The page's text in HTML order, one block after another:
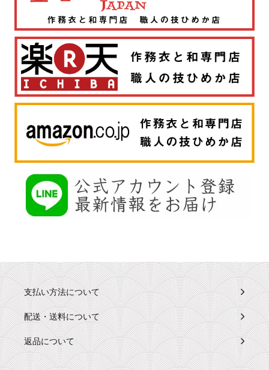
支払い方法について
配送・送料について
返品について